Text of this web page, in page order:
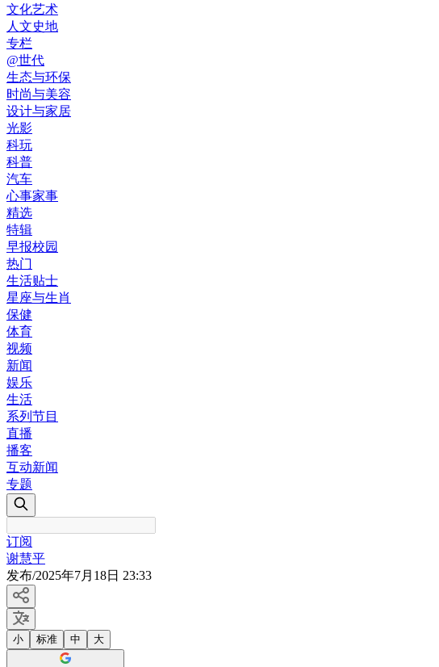
文化艺术
人文史地
专栏
@世代
生态与环保
时尚与美容
设计与家居
光影
科玩
科普
汽车
心事家事
精选
特辑
早报校园
热门
生活贴士
星座与生肖
保健
体育
视频
新闻
娱乐
生活
系列节目
直播
播客
互动新闻
专题
订阅
谢慧平
发布/2025年7月18日 23:33
小 标准 中 大